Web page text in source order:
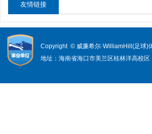
友情链接
Copyright © 威廉希尔·WilliamHill(足球)
地址：海南省海口市美兰区桂林洋高校